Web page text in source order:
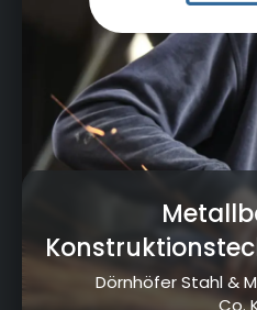
Dörnhöfer Stahl &
Co.